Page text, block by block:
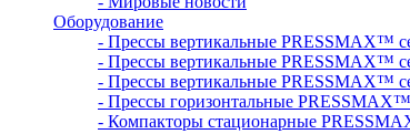
Оборудование
- Прессы вертикальные PRESSMAX™
- Прессы вертикальные PRESSMAX™
- Прессы вертикальные PRESSMAX™
- Прессы горизонтальные
- Компакторы стационарные